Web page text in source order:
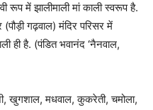
रूप में झालीमाली मां काली स्वरूप है.
गढ़वाल) मंदिर परिसर में
ही है. (पंडित भवानंद ‘नैनवाल,
खुगशाल, मधवाल, कुकरेती, चमोला,